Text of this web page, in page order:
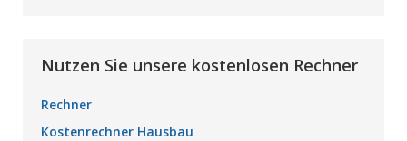
Nutzen Sie unsere kostenlosen Rechner
Rechner
Kostenrechner Hausbau